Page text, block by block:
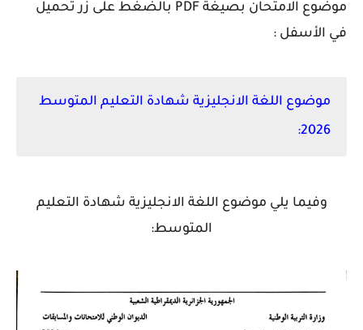
موضوع الامتحان بصيغة PDF بالضغط على زر تحميل
في الأسفل :
موضوع اللغة الانجليزية شهادة التعليم المتوسط
2026:
وفيما يلي موضوع اللغة الانجليزية شهادة التعليم
المتوسط: